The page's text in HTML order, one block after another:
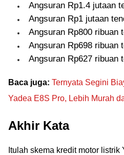
Angsuran Rp1.4 jutaan
Angsuran Rp1 jutaan
Angsuran Rp800 ribuan
Angsuran Rp698 ribuan
Angsuran Rp627 ribuan
Baca juga: Ternyata Segini
Yadea E8S Pro, Lebih Murah
Akhir Kata
Itulah skema kredit motor